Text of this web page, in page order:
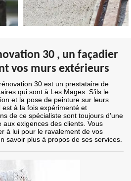
30 , un façadier
vos murs extérieurs
30 est un prestataire de
qui sont à Les Mages. S’ils le
et la pose de peinture sur leurs
est à la fois expérimenté et
de ce spécialiste sont toujours d’une
exigences des clients. Vous
à lui pour le ravalement de vos
savoir plus à propos de ses services.